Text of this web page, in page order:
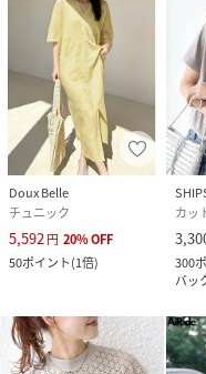
Doux Belle
チュニック
5,592円 20%OFF
50ポイント(1倍)
カッ
300
バッ